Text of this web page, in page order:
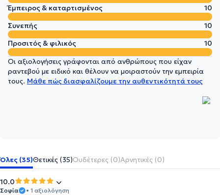
Έμπειρος & καταρτισμένος
10
Συνεπής
10
Προσιτός & φιλικός
10
Οι αξιολογήσεις γράφονται από ανθρώπους που είχαν
ραντεβού με ειδικό και θέλουν να μοιραστούν την εμπειρία
τους. Μάθε πώς διασφαλίζουμε την αυθεντικότητά τους
Όλες (35)Θετικές (35)Ουδέτερες (0)Αρνητικές (0)
10.0
Σοφία • 1 αξιολόγηση